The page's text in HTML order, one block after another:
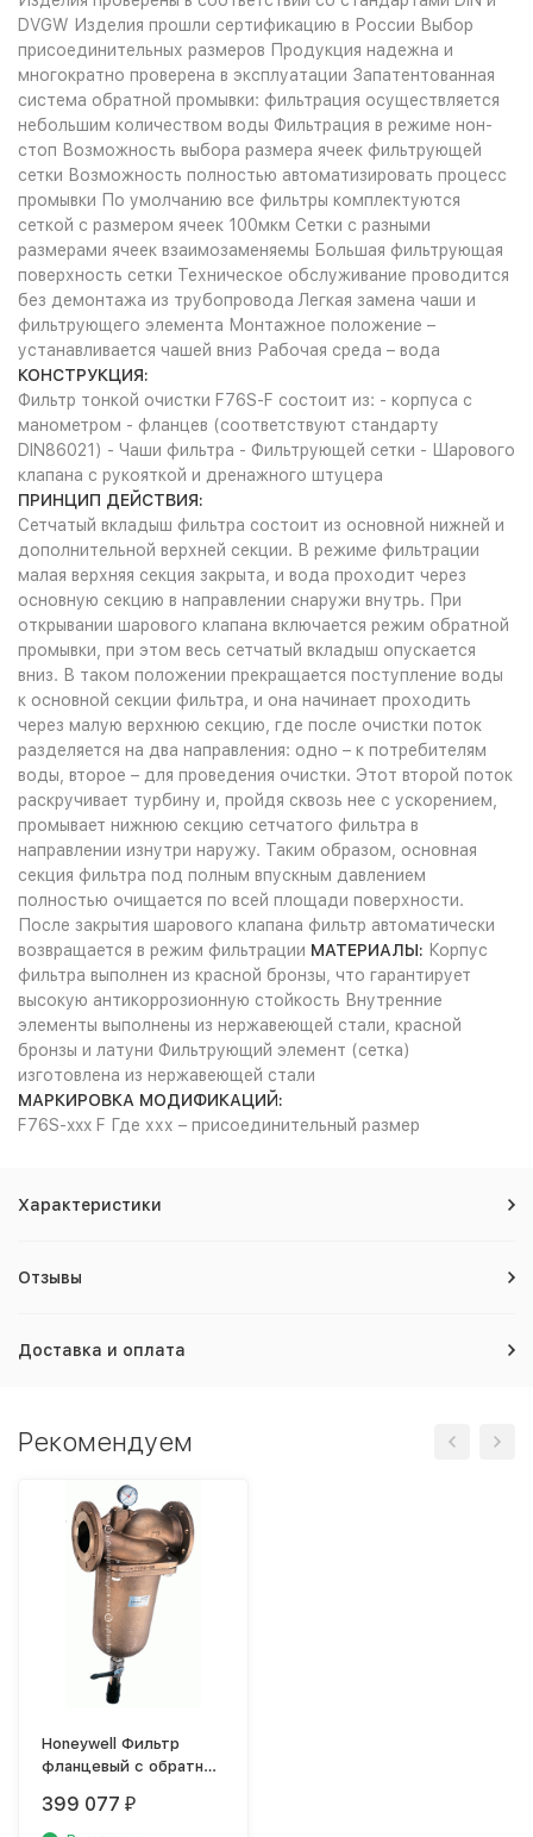
DVGW Изделия прошли сертификацию в России Выбор
присоединительных размеров Продукция надежна и
многократно проверена в эксплуатации Запатентованная
система обратной промывки: фильтрация осуществляется
небольшим количеством воды Фильтрация в режиме нон-
стоп Возможность выбора размера ячеек фильтрующей
сетки Возможность полностью автоматизировать процесс
промывки По умолчанию все фильтры комплектуются
сеткой с размером ячеек 100мкм Сетки с разными
размерами ячеек взаимозаменяемы Большая фильтрующая
поверхность сетки Техническое обслуживание проводится
без демонтажа из трубопровода Легкая замена чаши и
фильтрующего элемента Монтажное положение –
устанавливается чашей вниз Рабочая среда – вода
КОНСТРУКЦИЯ:
Фильтр тонкой очистки F76S-F состоит из: - корпуса с
манометром - фланцев (соответствуют стандарту
DIN86021) - Чаши фильтра - Фильтрующей сетки - Шарового
клапана с рукояткой и дренажного штуцера
ПРИНЦИП ДЕЙСТВИЯ:
Сетчатый вкладыш фильтра состоит из основной нижней и
дополнительной верхней секции. В режиме фильтрации
малая верхняя секция закрыта, и вода проходит через
основную секцию в направлении снаружи внутрь. При
открывании шарового клапана включается режим обратной
промывки, при этом весь сетчатый вкладыш опускается
вниз. В таком положении прекращается поступление воды
к основной секции фильтра, и она начинает проходить
через малую верхнюю секцию, где после очистки поток
разделяется на два направления: одно – к потребителям
воды, второе – для проведения очистки. Этот второй поток
раскручивает турбину и, пройдя сквозь нее с ускорением,
промывает нижнюю секцию сетчатого фильтра в
направлении изнутри наружу. Таким образом, основная
секция фильтра под полным впускным давлением
полностью очищается по всей площади поверхности.
После закрытия шарового клапана фильтр автоматически
возвращается в режим фильтрации МАТЕРИАЛЫ: Корпус
фильтра выполнен из красной бронзы, что гарантирует
высокую антикоррозионную стойкость Внутренние
элементы выполнены из нержавеющей стали, красной
бронзы и латуни Фильтрующий элемент (сетка)
изготовлена из нержавеющей стали
МАРКИРОВКА МОДИФИКАЦИЙ:
F76S-xxx F Где ххх – присоединительный размер
Характеристики
Отзывы
Доставка и оплата
Рекомендуем
Honeywell Фильтр
фланцевый с обратной
сетка 20 мкм, арт.
399 077 ₽